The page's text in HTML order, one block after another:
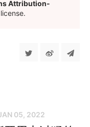
Attribution-
license.
05, 2022